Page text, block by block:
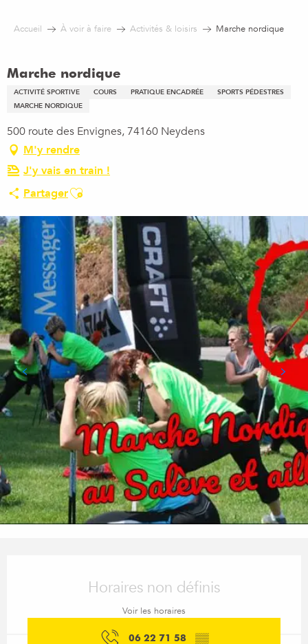
Accueil À voir à faire Activités & loisirs Marche nordique
Marche nordique
ACTIVITÉ SPORTIVE COURS PRATIQUE ENCADRÉE
SPORTS PÉDESTRES
MARCHE NORDIQUE
500 route des Envignes, 74160 Neydens
M'y rendre
J'y vais en train !
PartagerAjouter aux favoris
Horaires non définis
Voir les horaires
06 22 71 58 ▒▒